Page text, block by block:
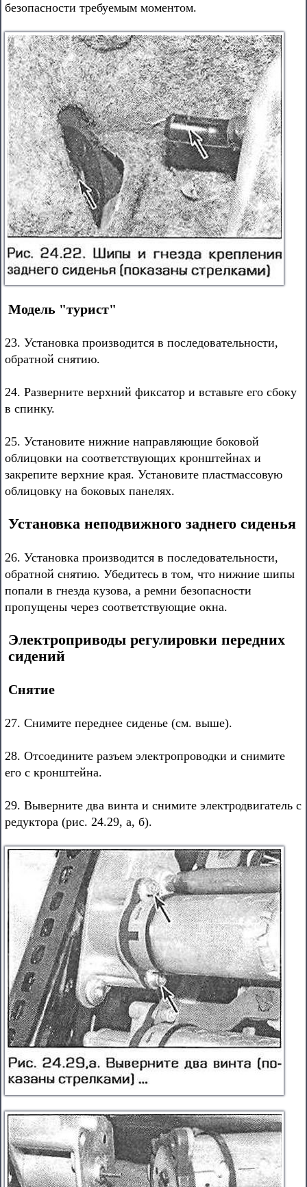
безопасности требуемым моментом.
Модель "турист"
23. Установка производится в последовательности,
обратной снятию.
24. Разверните верхний фиксатор и вставьте его сбоку
в спинку.
25. Установите нижние направляющие боковой
облицовки на соответствующих кронштейнах и
закрепите верхние края. Установите пластмассовую
облицовку на боковых панелях.
Установка неподвижного заднего сиденья
26. Установка производится в последовательности,
обратной снятию. Убедитесь в том, что нижние шипы
попали в гнезда кузова, а ремни безопасности
пропущены через соответствующие окна.
Электроприводы регулировки передних
сидений
Снятие
27. Снимите переднее сиденье (см. выше).
28. Отсоедините разъем электропроводки и снимите
его с кронштейна.
29. Выверните два винта и снимите электродвигатель с
редуктора (рис. 24.29, а, б).